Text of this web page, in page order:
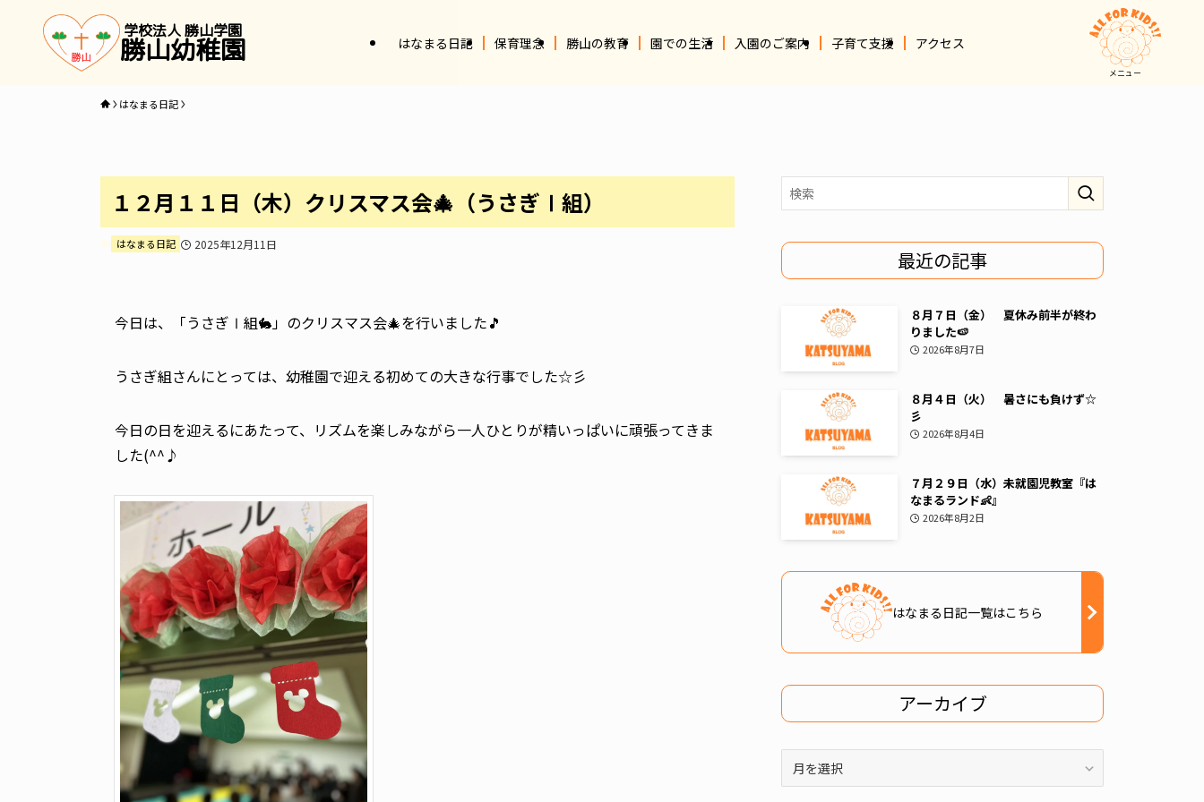
学校法人 勝山学園
勝山幼稚園 はなまる日記 保育理念 勝山の教育 園での生活 入園のご案内 子育て支援 アクセス
メニュー
はなまる日記
１２月１１日（木）クリスマス会🎄（うさぎⅠ組）
はなまる日記 2025年12月11日
今日は、「うさぎⅠ組🐇」のクリスマス会🎄を行いました🎵
うさぎ組さんにとっては、幼稚園で迎える初めての大きな行事でした☆彡
今日の日を迎えるにあたって、リズムを楽しみながら一人ひとりが精いっぱいに頑張ってきま
した(^^♪
最近の記事
８月７日（金） 夏休み前半が終わ
りました🍉
2026年8月7日
８月４日（火） 暑さにも負けず☆
彡
2026年8月4日
７月２９日（水）未就園児教室『は
なまるランド👶』
2026年8月2日
はなまる日記一覧はこちら
アーカイブ